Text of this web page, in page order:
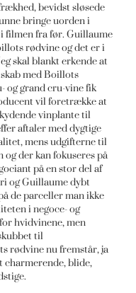
bevidst sløsede
bringe uorden i
filmen fra før. Guillaume
rødvine og det er i
skal blankt erkende at
med Boillots
og grand cru-vine fik
vil foretrække at
vinplante til
aftaler med dygtige
mens udgifterne til
der kan fokuseres på
på en stor del af
og Guillaume dybt
de parceller man ikke
i negoce- og
hvidvinene, men
til
rødvine nu fremstår, ja
charmerende, blide,